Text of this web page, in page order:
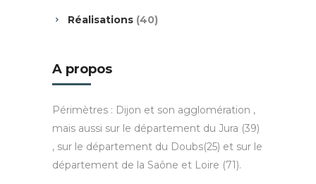
Réalisations (40)
A propos
Périmètres : Dijon et son agglomération ,
mais aussi sur le département du Jura (39)
, sur le département du Doubs(25) et sur le
département de la Saône et Loire (71).